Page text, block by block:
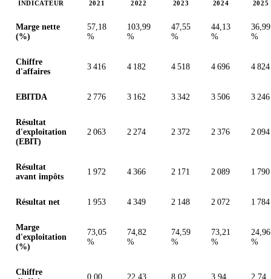
INDICATEUR 2021 2022 2023 2024 2025
Marge nette
(%)
57,18
%
103,99
%
47,55
%
44,13
%
36,99
%
Chiffre
d'affaires
3 416 4 182 4 518 4 696 4 824
EBITDA 2 776 3 162 3 342 3 506 3 246
Résultat
d'exploitation
(EBIT)
2 063 2 274 2 372 2 376 2 094
Résultat
avant impôts
1 972 4 366 2 171 2 089 1 790
Résultat net 1 953 4 349 2 148 2 072 1 784
Marge
d'exploitation
(%)
73,05
%
74,82
%
74,59
%
73,21
%
24,96
%
Chiffre
0,00 22,43 8,02 3,94 2,74